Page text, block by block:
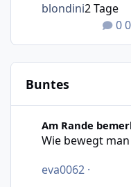
blondini2 Tage
Buntes
Am Rande
Wie bewegt
eva0062 ·